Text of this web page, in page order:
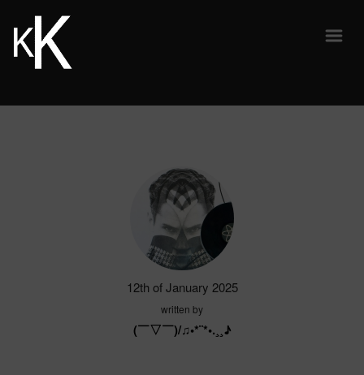
12th of January 2025
written by
(￣▽￣)/♫•*¨*•.¸¸♪